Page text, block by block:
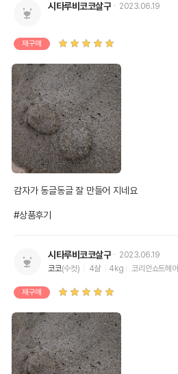
시타루비코코살구 2023.06.19
재구매
감자가 동글동글 잘 만들어 지네요
#상품후기
시타루비코코살구
2023.06.19
코코(수컷) 4살 4kg 코리안쇼트헤어
재구매